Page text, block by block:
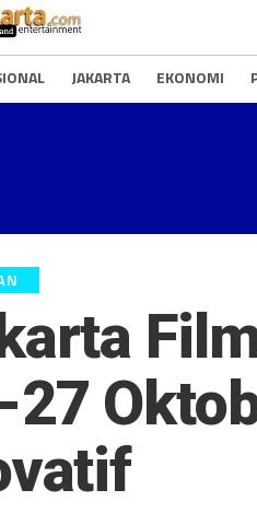
JAKARTA EKONOMI
27